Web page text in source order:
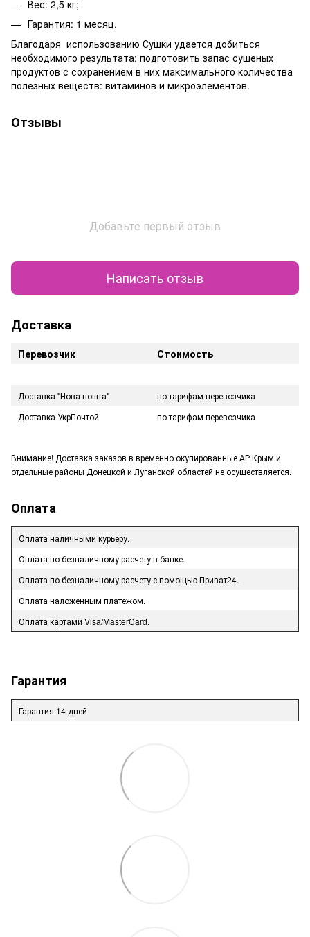
Вес: 2,5 кг;
Гарантия: 1 месяц.
Благодаря использованию Сушки удается добиться
необходимого результата: подготовить запас сушеных
продуктов с сохранением в них максимального количества
полезных веществ: витаминов и микроэлементов.
Отзывы
Добавьте первый отзыв
Написать отзыв
Доставка
Перевозчик Стоимость
Доставка "Нова пошта"
по тарифам перевозчика
Доставка УкрПочтой
по тарифам перевозчика
Внимание! Доставка заказов в временно окупированные АР Крым и
отдельные районы Донецкой и Луганской областей не осуществляется.
Оплата
Оплата наличными курьеру.
Оплата по безналичному расчету в банке.
Оплата по безналичному расчету с помощью Приват24.
Оплата наложенным платежом.
Оплата картами Visa/MasterCard.
Гарантия
Гарантия 14 дней